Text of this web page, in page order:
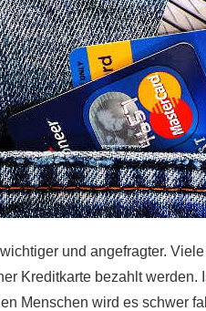
und angefragter.
Kreditkarte bezahlt
Menschen wird es schwer